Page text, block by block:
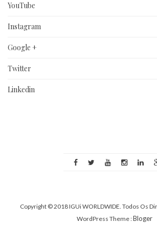
YouTube
Instagram
Google +
Twitter
Linkedin
Copyright © 2018 IGUi WORLDWIDE. Todos Os
WordPress Theme :Bloger